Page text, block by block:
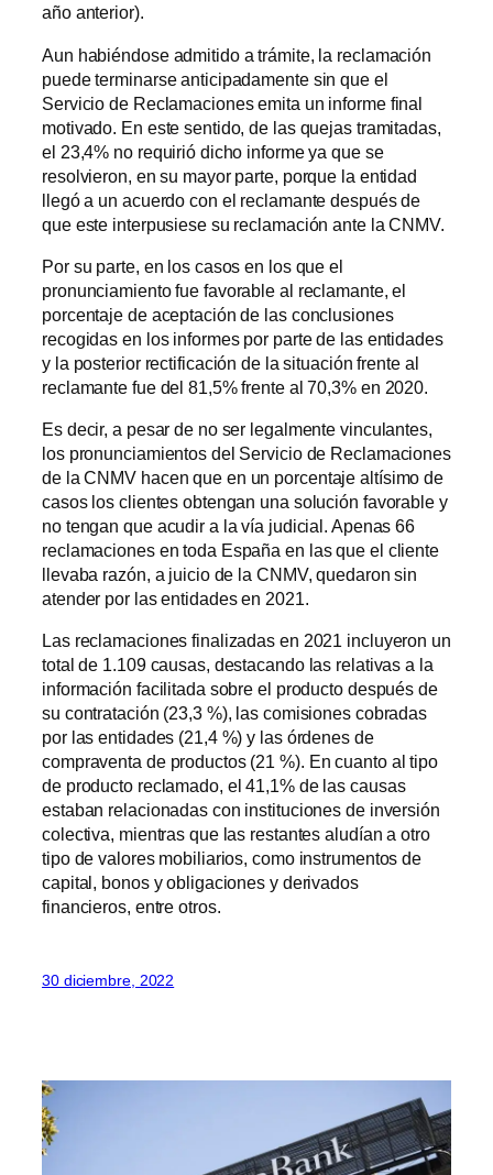
año anterior).
Aun habiéndose admitido a trámite, la reclamación
puede terminarse anticipadamente sin que el
Servicio de Reclamaciones emita un informe final
motivado. En este sentido, de las quejas tramitadas,
el 23,4% no requirió dicho informe ya que se
resolvieron, en su mayor parte, porque la entidad
llegó a un acuerdo con el reclamante después de
que este interpusiese su reclamación ante la CNMV.
Por su parte, en los casos en los que el
pronunciamiento fue favorable al reclamante, el
porcentaje de aceptación de las conclusiones
recogidas en los informes por parte de las entidades
y la posterior rectificación de la situación frente al
reclamante fue del 81,5% frente al 70,3% en 2020.
Es decir, a pesar de no ser legalmente vinculantes,
los pronunciamientos del Servicio de Reclamaciones
de la CNMV hacen que en un porcentaje altísimo de
casos los clientes obtengan una solución favorable y
no tengan que acudir a la vía judicial. Apenas 66
reclamaciones en toda España en las que el cliente
llevaba razón, a juicio de la CNMV, quedaron sin
atender por las entidades en 2021.
Las reclamaciones finalizadas en 2021 incluyeron un
total de 1.109 causas, destacando las relativas a la
información facilitada sobre el producto después de
su contratación (23,3 %), las comisiones cobradas
por las entidades (21,4 %) y las órdenes de
compraventa de productos (21 %). En cuanto al tipo
de producto reclamado, el 41,1% de las causas
estaban relacionadas con instituciones de inversión
colectiva, mientras que las restantes aludían a otro
tipo de valores mobiliarios, como instrumentos de
capital, bonos y obligaciones y derivados
financieros, entre otros.
30 diciembre, 2022